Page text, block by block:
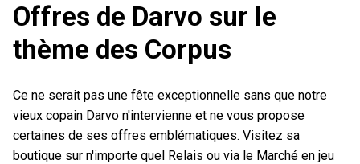
Offres de Darvo sur le
thème des Corpus
Ce ne serait pas une fête exceptionnelle sans que notre
vieux copain Darvo n'intervienne et ne vous propose
certaines de ses offres emblématiques. Visitez sa
boutique sur n'importe quel Relais ou via le Marché en jeu